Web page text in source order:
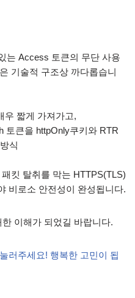
는 Access 토큰의 무단 사용
기술적 구조상 까다롭습니
짧게 가져가고,
큰을 httpOnly쿠키와 RTR
식
킷 탈취를 막는 HTTPS(TLS)
비로소 안전성이 완성됩니다.
이해가 되었길 바랍니다.
러주세요! 행복한 고민이 됩